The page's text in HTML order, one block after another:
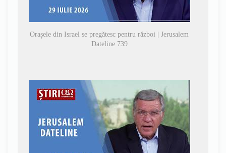
Orașele din Israel se pregătesc pentru război | Jerusalem
Dateline 739